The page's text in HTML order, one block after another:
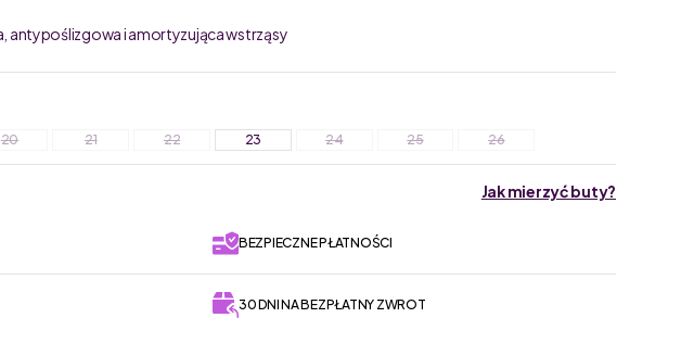
antypoślizgowa i amortyzująca wstrząsy
20 21 22 23 24 25 26
Jak mierzyć buty?
BEZPIECZNE PŁATNOŚCI
30 DNI NA BEZPŁATNY ZWROT